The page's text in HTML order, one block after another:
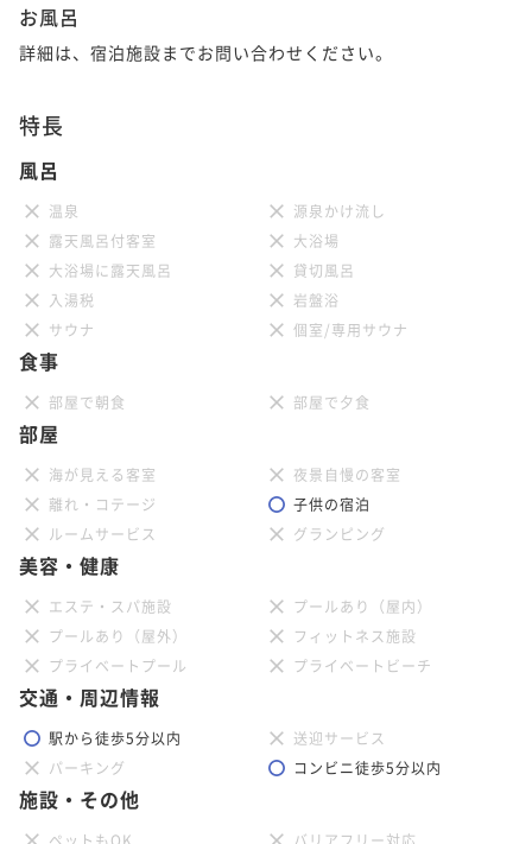
お風呂
詳細は、宿泊施設までお問い合わせください。
特長
風呂
温泉
源泉かけ流し
露天風呂付客室
大浴場
大浴場に露天風呂
貸切風呂
入湯税
岩盤浴
サウナ
個室/専用サウナ
食事
部屋で朝食 部屋で夕食
部屋
海が見える客室
夜景自慢の客室
離れ・コテージ
子供の宿泊
ルームサービス
グランピング
美容・健康
エステ・スパ施設
プールあり（屋内）
プールあり（屋外）
フィットネス施設
プライベートプール
プライベートビーチ
交通・周辺情報
駅から徒歩5分以内
送迎サービス
パーキング
コンビニ徒歩5分以内
施設・その他
ペットもOK バリアフリー対応